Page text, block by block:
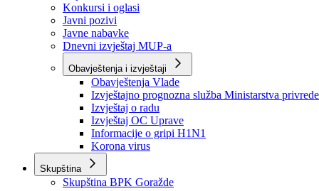
Sve vijesti
Izdvojeno
Najave
Konkursi i oglasi
Javni pozivi
Javne nabavke
Dnevni izvještaj MUP-a
Obavještenja i izvještaji
Obavještenja Vlade
Izvještajno prognozna služba Ministarstva privrede
Izvještaj o radu
Izvještaj OC Uprave
Informacije o gripi H1N1
Korona virus